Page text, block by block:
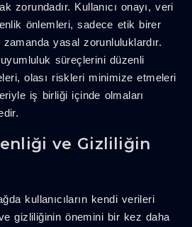
zorundadır. Kullanıcı onayı, veri
önlemleri, sadece etik birer
yasal zorunluluklardır.
süreçlerini düzenli
olası riskleri minimize etmeleri
iş birliği içinde olmaları
ve Gizliliğin
kullanıcıların kendi verileri
gizliliğinin önemini bir kez daha